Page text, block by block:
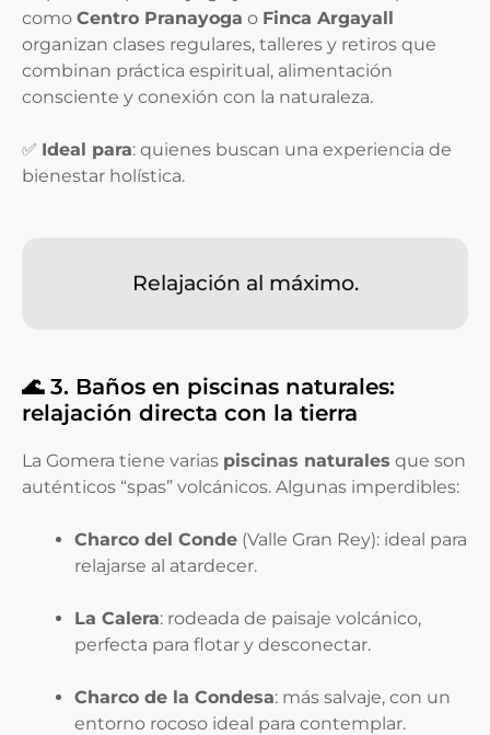
como Centro Pranayoga o Finca Argayall
organizan clases regulares, talleres y retiros que
combinan práctica espiritual, alimentación
consciente y conexión con la naturaleza.
✅ Ideal para: quienes buscan una experiencia de
bienestar holística.
Relajación al máximo.
🌊 3. Baños en piscinas naturales:
relajación directa con la tierra
La Gomera tiene varias piscinas naturales que son
auténticos “spas” volcánicos. Algunas imperdibles:
Charco del Conde (Valle Gran Rey): ideal para
relajarse al atardecer.
La Calera: rodeada de paisaje volcánico,
perfecta para flotar y desconectar.
Charco de la Condesa: más salvaje, con un
entorno rocoso ideal para contemplar.